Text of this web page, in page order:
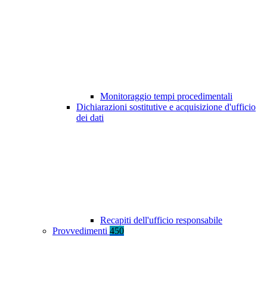
Monitoraggio tempi procedimentali
Dichiarazioni sostitutive e acquisizione d'ufficio
dei dati
Recapiti dell'ufficio responsabile
Provvedimenti 450